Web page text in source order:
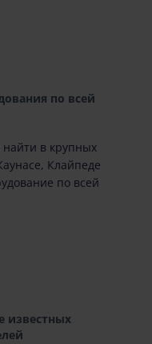
по всей
в крупных
Клайпеде
по всей
известных